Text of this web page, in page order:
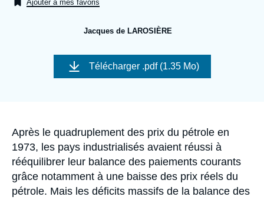
Ajouter à mes favoris
Jacques de LAROSIÈRE
Image
couverture
Télécharger .pdf (1.35 Mo)
Accroche
Après le quadruplement des prix du pétrole en
1973, les pays industrialisés avaient réussi à
rééquilibrer leur balance des paiements courants
grâce notamment à une baisse des prix réels du
pétrole. Mais les déficits massifs de la balance des